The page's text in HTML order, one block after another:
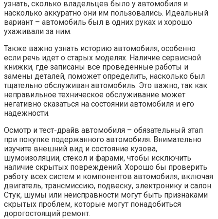
узнать, сколько владельцев было у автомобиля и
насколько аккуратно они им пользовались. Идеальный
вариант – автомобиль был в одних руках и хорошо
ухаживали за ним.
Также важно узнать историю автомобиля, особенно
если речь идет о старых моделях. Наличие сервисной
книжки, где записаны все проведенные работы и
замены деталей, поможет определить, насколько был
тщательно обслуживан автомобиль. Это важно, так как
неправильное техническое обслуживание может
негативно сказаться на состоянии автомобиля и его
надежности.
Осмотр и тест-драйв автомобиля – обязательный этап
при покупке подержанного автомобиля. Внимательно
изучите внешний вид и состояние кузова,
шумоизоляции, стекол и фарами, чтобы исключить
наличие скрытых повреждений. Хорошо бы проверить
работу всех систем и компонентов автомобиля, включая
двигатель, трансмиссию, подвеску, электронику и салон.
Стук, шумы или неисправности могут быть признаками
скрытых проблем, которые могут понадобиться
дорогостоящий ремонт.